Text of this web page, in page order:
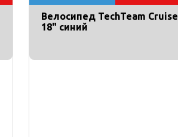
Велосипед TechTeam Cruise
18" синий